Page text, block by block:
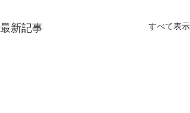
最新記事 すべて表示